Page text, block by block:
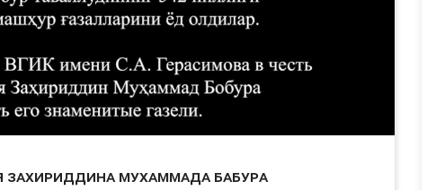
Мухаммада Бабура